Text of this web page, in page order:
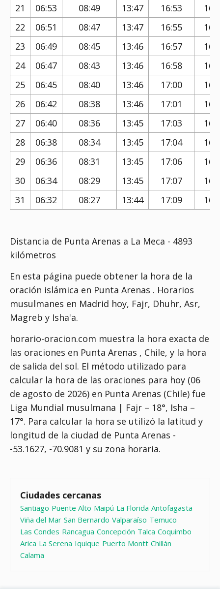
21
06:53 08:49 13:47 16:53
22
06:51 08:47 13:47 16:55
23
06:49 08:45 13:46 16:57
24
06:47 08:43 13:46 16:58
25
06:45 08:40 13:46 17:00
26
06:42 08:38 13:46 17:01
27
06:40 08:36 13:45 17:03
28
06:38 08:34 13:45 17:04
29
06:36 08:31 13:45 17:06
30
06:34 08:29 13:45 17:07
31
06:32 08:27 13:44 17:09
Distancia de Punta Arenas a La Meca - 4893
kilómetros
En esta página puede obtener la hora de la
oración islámica en Punta Arenas . Horarios
musulmanes en Madrid hoy, Fajr, Dhuhr, Asr,
Magreb y Isha'a.
horario-oracion.com muestra la hora exacta de
las oraciones en Punta Arenas , Chile, y la hora
de salida del sol. El método utilizado para
calcular la hora de las oraciones para hoy (06
de agosto de 2026) en Punta Arenas (Chile) fue
Liga Mundial musulmana | Fajr – 18°, Isha –
17°. Para calcular la hora se utilizó la latitud y
longitud de la ciudad de Punta Arenas -
-53.1627, -70.9081 y su zona horaria.
Ciudades cercanas
Santiago Puente Alto Maipú La Florida Antofagasta
Viña del Mar San Bernardo Valparaíso Temuco
Las Condes Rancagua Concepción Talca Coquimbo
Arica La Serena Iquique Puerto Montt Chillán
Calama